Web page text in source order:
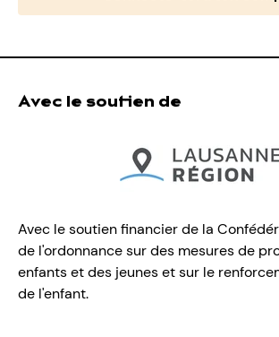
Avec le soutien de
Avec le soutien financier de la
de l'ordonnance sur des mesures de
enfants et des jeunes et sur le
de l'enfant.